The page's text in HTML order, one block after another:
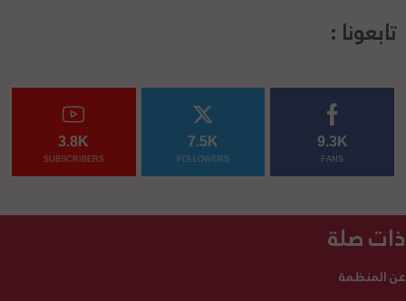
تابعونا :
9.3K
FANS
7.5K
FOLLOWERS
3.8K
SUBSCRIBERS
ذات صلة
عن المنظمة